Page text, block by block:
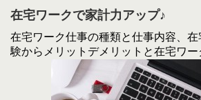
在宅ワークで家計力アップ♪
在宅ワーク仕事の種類と仕事内容、
験からメリットデメリットと在宅ワ